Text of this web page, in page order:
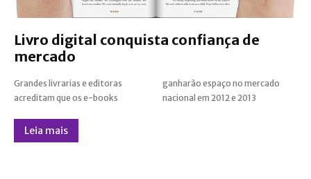
Livro digital conquista confiança de
mercado
Grandes livrarias e editoras
acreditam que os e-books
ganharão espaço no mercado
nacional em 2012 e 2013
Leia mais